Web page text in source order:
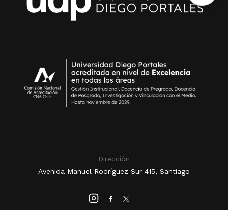
Dirección
Avenida Manuel Rodríguez Sur 415, Santiago